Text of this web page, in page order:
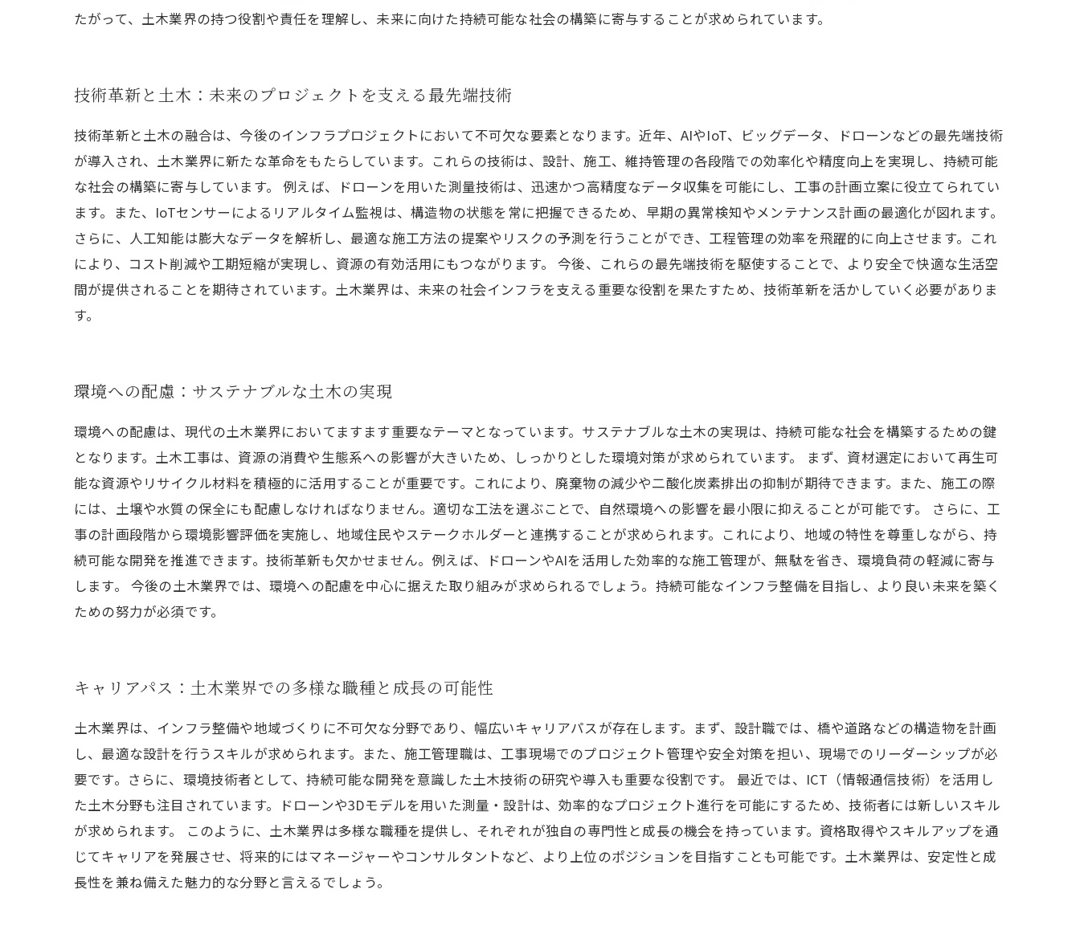
たがって、土木業界の持つ役割や責任を理解し、未来に向けた持続可能な社会の構築に寄与することが求められています。
技術革新と土木：未来のプロジェクトを支える最先端技術
技術革新と土木の融合は、今後のインフラプロジェクトにおいて不可欠な要素となります。近年、AIやIoT、ビッグデータ、ドローンなどの最先端技術
が導入され、土木業界に新たな革命をもたらしています。これらの技術は、設計、施工、維持管理の各段階での効率化や精度向上を実現し、持続可能
な社会の構築に寄与しています。 例えば、ドローンを用いた測量技術は、迅速かつ高精度なデータ収集を可能にし、工事の計画立案に役立てられてい
ます。また、IoTセンサーによるリアルタイム監視は、構造物の状態を常に把握できるため、早期の異常検知やメンテナンス計画の最適化が図れます。
さらに、人工知能は膨大なデータを解析し、最適な施工方法の提案やリスクの予測を行うことができ、工程管理の効率を飛躍的に向上させます。これ
により、コスト削減や工期短縮が実現し、資源の有効活用にもつながります。 今後、これらの最先端技術を駆使することで、より安全で快適な生活空
間が提供されることを期待されています。土木業界は、未来の社会インフラを支える重要な役割を果たすため、技術革新を活かしていく必要がありま
す。
環境への配慮：サステナブルな土木の実現
環境への配慮は、現代の土木業界においてますます重要なテーマとなっています。サステナブルな土木の実現は、持続可能な社会を構築するための鍵
となります。土木工事は、資源の消費や生態系への影響が大きいため、しっかりとした環境対策が求められています。 まず、資材選定において再生可
能な資源やリサイクル材料を積極的に活用することが重要です。これにより、廃棄物の減少や二酸化炭素排出の抑制が期待できます。また、施工の際
には、土壌や水質の保全にも配慮しなければなりません。適切な工法を選ぶことで、自然環境への影響を最小限に抑えることが可能です。 さらに、工
事の計画段階から環境影響評価を実施し、地域住民やステークホルダーと連携することが求められます。これにより、地域の特性を尊重しながら、持
続可能な開発を推進できます。技術革新も欠かせません。例えば、ドローンやAIを活用した効率的な施工管理が、無駄を省き、環境負荷の軽減に寄与
します。 今後の土木業界では、環境への配慮を中心に据えた取り組みが求められるでしょう。持続可能なインフラ整備を目指し、より良い未来を築く
ための努力が必須です。
キャリアパス：土木業界での多様な職種と成長の可能性
土木業界は、インフラ整備や地域づくりに不可欠な分野であり、幅広いキャリアパスが存在します。まず、設計職では、橋や道路などの構造物を計画
し、最適な設計を行うスキルが求められます。また、施工管理職は、工事現場でのプロジェクト管理や安全対策を担い、現場でのリーダーシップが必
要です。さらに、環境技術者として、持続可能な開発を意識した土木技術の研究や導入も重要な役割です。 最近では、ICT（情報通信技術）を活用し
た土木分野も注目されています。ドローンや3Dモデルを用いた測量・設計は、効率的なプロジェクト進行を可能にするため、技術者には新しいスキル
が求められます。 このように、土木業界は多様な職種を提供し、それぞれが独自の専門性と成長の機会を持っています。資格取得やスキルアップを通
じてキャリアを発展させ、将来的にはマネージャーやコンサルタントなど、より上位のポジションを目指すことも可能です。土木業界は、安定性と成
長性を兼ね備えた魅力的な分野と言えるでしょう。